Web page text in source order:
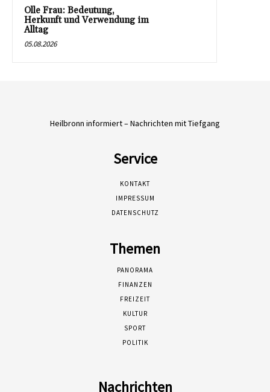
Olle Frau: Bedeutung,
Herkunft und Verwendung im
Alltag
05.08.2026
Heilbronn informiert – Nachrichten mit Tiefgang
Service
KONTAKT
IMPRESSUM
DATENSCHUTZ
Themen
PANORAMA
FINANZEN
FREIZEIT
KULTUR
SPORT
POLITIK
Nachrichten